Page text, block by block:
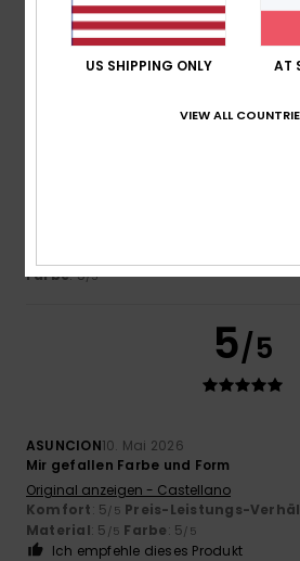
4/5
Farbe: 5/5
5/5
ASUNCION10. Mai 2026
Mir gefallen Farbe und Form
Original anzeigen - Castellano
Komfort: 5/5 Preis-Leistungs-
Material: 5 /5 Farbe: 5/5
Ich empfehle dieses Produkt
US SHIPPING ONLY AT
VIEW ALL